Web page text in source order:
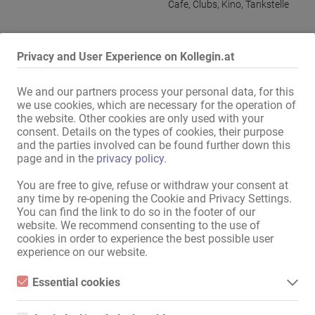
Privacy and User Experience on Kollegin.at
We and our partners process your personal data, for this
we use cookies, which are necessary for the operation of
the website. Other cookies are only used with your
consent. Details on the types of cookies, their purpose
and the parties involved can be found further down this
page and in the privacy policy.
You are free to give, refuse or withdraw your consent at
any time by re-opening the Cookie and Privacy Settings.
You can find the link to do so in the footer of our
website. We recommend consenting to the use of
cookies in order to experience the best possible user
experience on our website.
Essential cookies
Essential cookies are all cookies necessary for the operation of
Cafe, Clubs, Kino, Tankstelle
!! TOP VERDIENST !!
Wir suchen Verstärkung für unser Massagestudio in der Frankfurter
City (Hauptwache)
Unser etabliertes Studio mit treuer Stammkundschaft und zentraler
Lage freut sich auf niveauvolle Unterstützung aus dem Raum
Frankfurt.
Deine Vorteile:
stundenweise
Mehr lesen